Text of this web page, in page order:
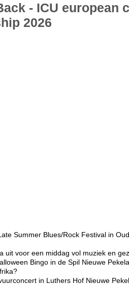
- ICU european
2026
Summer Blues/Rock Festival in
uit voor een middag vol muziek en
Bingo in de Spil Nieuwe Pekela
in Luthers Hof Nieuwe